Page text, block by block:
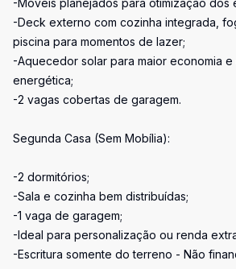
-Móveis planejados para otimização dos
-Deck externo com cozinha integrada,
piscina para momentos de lazer;
-Aquecedor solar para maior economia
energética;
-2 vagas cobertas de garagem.
Segunda Casa (Sem Mobília):
-2 dormitórios;
-Sala e cozinha bem distribuídas;
-1 vaga de garagem;
-Ideal para personalização ou renda
-Escritura somente do terreno - Não